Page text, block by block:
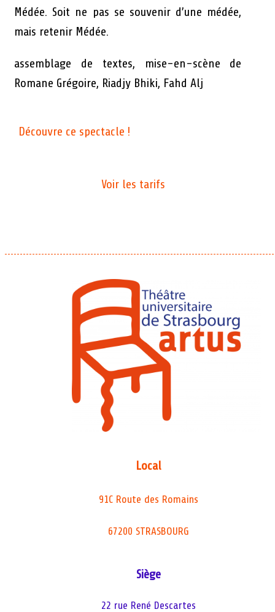
Médée. Soit ne pas se souvenir d’une médée,
mais retenir Médée.
assemblage de textes, mise-en-scène de
Romane Grégoire, Riadjy Bhiki, Fahd Alj
Découvre ce spectacle !
Voir les tarifs
Local
91C Route des Romains
67200 STRASBOURG
Siège
22 rue René Descartes